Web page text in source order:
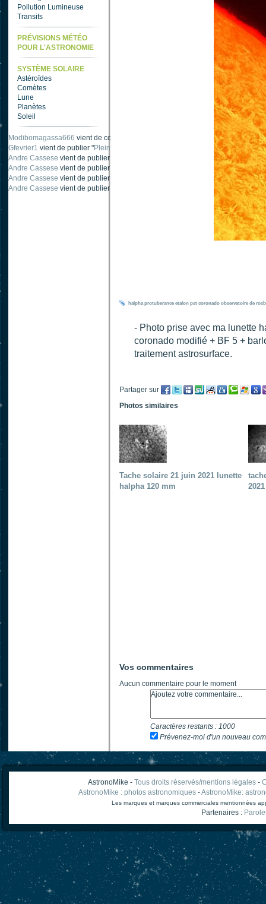
Pollution Lumineuse
Transits
PRÉVISIONS MÉTÉO
POUR L'ASTRONOMIE
SYSTÈME SOLAIRE
Astéroïdes
Comètes
Lune
Planètes
Soleil
Modibomagassa666 vient de commenter " Ombre portée d'une traînée d'avion".
Gfevrier1 vient de publier "Pleine Lune - 9 Aout 205
Andre Cassese vient de publier "
Tache solaire 18 juin 2021 lunette 120 mm
Andre Cassese vient de publier "
Tache solaire 21 juin 2021 lunette halpha 120
Andre Cassese vient de publier "
taches solaires et zone active halpha 27 juin
Andre Cassese vient de publier " Protuberance explosive 9 juin 2021 lunette
halpha protuberance etalon pst coronado observatoire de
- Photo prise avec ma lunette
coronado modifié + BF 5 +
traitement astrosurface.
Partager sur
Photos similaires
Tache solaire 21 juin 2021 lunette
halpha 120 mm
Vos commentaires
Aucun commentaire pour le moment
Caractères restants : 1000
Prévenez-moi d'un nouveau
AstronoMike - Tous droits réservés/mentions légales-
AstronoMike : photos astronomiques -AstronoMike:
Les marques et marques commerciales mentionnées
Partenaires :